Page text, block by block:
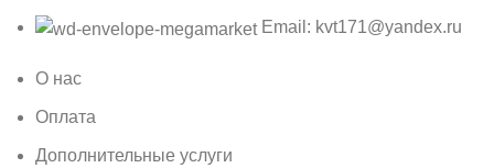
Email: kvt171@yandex.ru
О нас
Оплата
Дополнительные услуги